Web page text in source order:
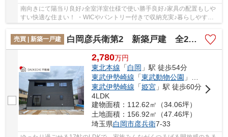
南向きにて陽当り良好♪全室洋室仕様で使い勝手良好♪家具の配置もしや
すい快適な住まい！ ・WICやパントリー付きで収納充実♪暮らしやすさ
売買 | 新築一戸建
白岡彦兵衛第2 新築戸建 全2棟 1号棟
2,780万円
東北本線 「白岡 」駅 徒歩54分
東武伊勢崎線 「東武動物公園 」駅 徒歩56分
東武伊勢崎線 「姫宮」駅 徒歩60分
4LDK
建物面積：112.62㎡（34.06坪）
土地面積：156.92㎡（47.46坪）
埼玉県白岡市彦兵衛7-33